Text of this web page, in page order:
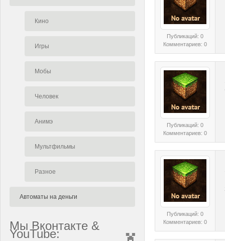
Кино
Игры
Мобы
Человек
Анимэ
Мультфильмы
Разное
Автоматы на деньги
Мы Вконтакте &
YouTube:
Публикаций: 0
Комментариев: 0
Публикаций: 0
Комментариев: 0
Публикаций: 0
Комментариев: 0